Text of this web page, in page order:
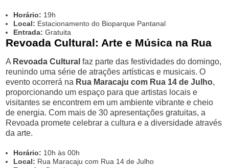
Horário: 19h
Local: Estacionamento do Bioparque Pantanal
Entrada: Gratuita
Revoada Cultural: Arte e Música na Rua
A Revoada Cultural faz parte das festividades do domingo,
reunindo uma série de atrações artísticas e musicais. O
evento ocorrerá na Rua Maracaju com Rua 14 de Julho,
proporcionando um espaço para que artistas locais e
visitantes se encontrem em um ambiente vibrante e cheio
de energia. Com mais de 30 apresentações gratuitas, a
Revoada promete celebrar a cultura e a diversidade através
da arte.
Horário: 10h às 00h
Local: Rua Maracaju com Rua 14 de Julho